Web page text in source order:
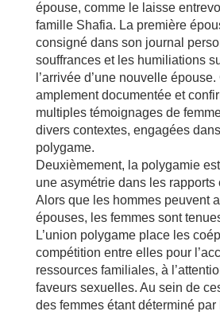
épouse, comme le laisse
famille Shafia. La première
consigné dans son journal
souffrances et les humiliations
l’arrivée d’une nouvelle
amplement documentée et
multiples témoignages de
divers contextes, engagées
polygame.
Deuxièmement, la polygamie
une asymétrie dans les rapports
Alors que les hommes peuvent
épouses, les femmes sont
L’union polygame place les
compétition entre elles pour
ressources familiales, à
faveurs sexuelles. Au sein de
des femmes étant déterminé